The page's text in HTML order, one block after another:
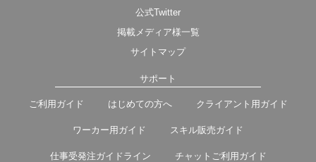
公式Twitter
掲載メディア様一覧
サイトマップ
サポート
ご利用ガイド はじめての方へ クライアント用ガイド
ワーカー用ガイド スキル販売ガイド
仕事受発注ガイドライン チャットご利用ガイド